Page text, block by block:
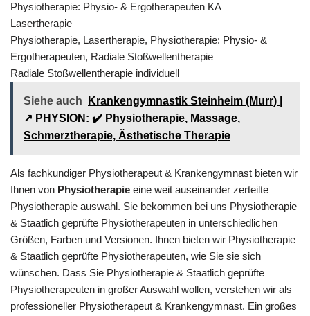
Physiotherapie: Physio- & Ergotherapeuten KA
Lasertherapie
Physiotherapie, Lasertherapie, Physiotherapie: Physio- &
Ergotherapeuten, Radiale Stoßwellentherapie
Radiale Stoßwellentherapie individuell
Siehe auch
Krankengymnastik Steinheim (Murr) |
↗️ PHYSION: ✔️ Physiotherapie, Massage,
Schmerztherapie, Ästhetische Therapie
Als fachkundiger Physiotherapeut & Krankengymnast bieten wir
Ihnen von Physiotherapie eine weit auseinander zerteilte
Physiotherapie auswahl. Sie bekommen bei uns Physiotherapie
& Staatlich geprüfte Physiotherapeuten in unterschiedlichen
Größen, Farben und Versionen. Ihnen bieten wir Physiotherapie
& Staatlich geprüfte Physiotherapeuten, wie Sie sie sich
wünschen. Dass Sie Physiotherapie & Staatlich geprüfte
Physiotherapeuten in großer Auswahl wollen, verstehen wir als
professioneller Physiotherapeut & Krankengymnast. Ein großes